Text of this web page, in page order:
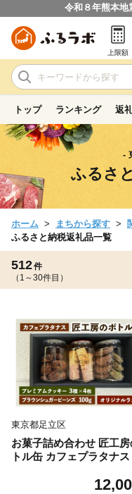
令和８年熊本地
上限額
トップ ランキング 返
-
ふるさ
ホーム まちから探す
ふるさと納税返礼品一覧
512件
（1～30件目）
東京都足立区
お菓子詰め合わせ 匠工
トル缶 カフェプラタナ
ュガービーンズ ラスク